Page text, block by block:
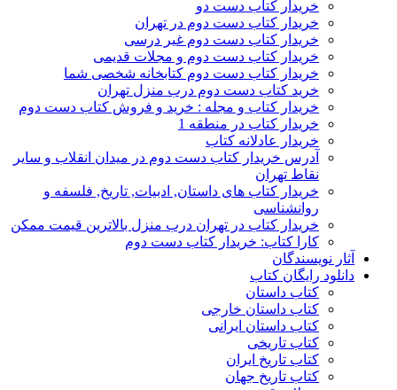
خریدار کتاب دست دو
خریدار کتاب دست دوم در تهران
خریدار کتاب دست دوم غیر درسی
خریدار کتاب دست دوم و مجلات قدیمی
خریدار کتاب دست دوم کتابخانه شخصی شما
خرید کتاب دست دوم درب منزل تهران
خریدار کتاب و مجله : خرید و فروش کتاب دست دوم
خریدار کتاب در منطقه 1
خریدار عادلانه کتاب
آدرس خریدار کتاب دست دوم در میدان انقلاب و سایر
نقاط تهران
خریدار کتاب های داستان, ادبیات, تاریخ, فلسفه و
روانشناسی
خریدار کتاب در تهران درب منزل بالاترین قیمت ممکن
کارا کتاب: خریدار کتاب دست دوم
آثار نویسندگان
دانلود رایگان کتاب
کتاب داستان
کتاب داستان خارجی
کتاب داستان ایرانی
کتاب تاریخی
کتاب تاریخ ایران
کتاب تاریخ جهان